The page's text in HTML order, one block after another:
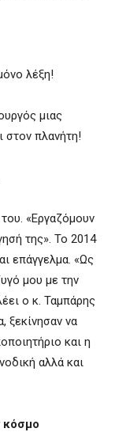
λέξη!
μιας
στον πλανήτη!
«Εργαζόμουν
της». Το 2014
επάγγελμα. «Ως
μου με την
ο κ. Ταμπάρης
ξεκίνησαν να
και η
αλλά και
κόσμο